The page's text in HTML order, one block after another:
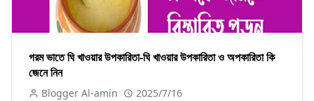
গরম ভাতে ঘি খাওয়ার উপকারিতা-ঘি খাওয়ার উপকারিতা ও অপকারিতা কি
জেনে নিন
Blogger Al-amin 2025/7/16